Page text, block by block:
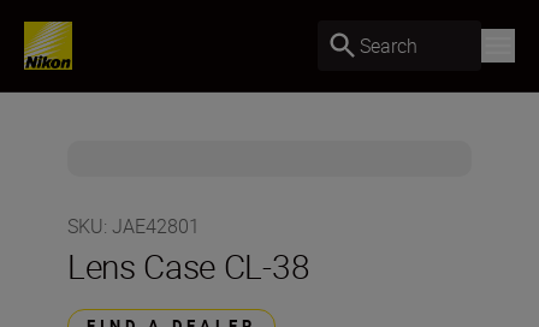
Search
SKU: JAE42801
Lens Case CL-38